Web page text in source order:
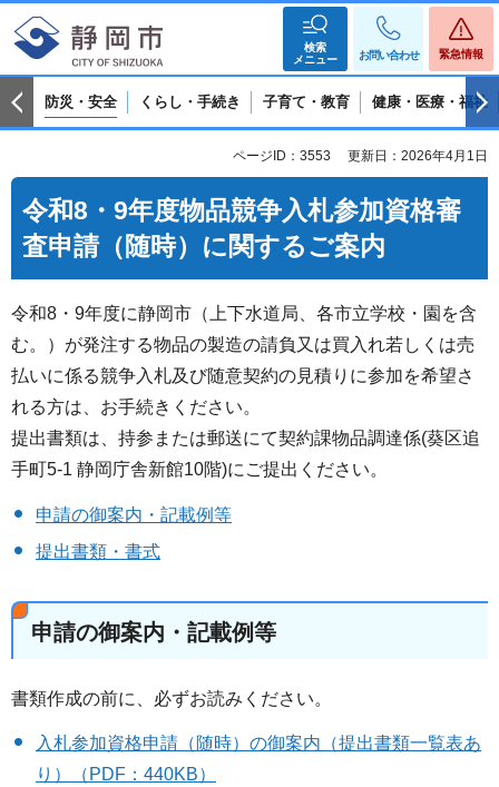
検索
メニュー
お問い合わせ 緊急情報
防災・安全 くらし・手続き 子育て・教育 健康・医療・福祉
ページID：3553 更新日：2026年4月1日
令和8・9年度物品競争入札参加資格審
査申請（随時）に関するご案内
令和8・9年度に静岡市（上下水道局、各市立学校・園を含
む。）が発注する物品の製造の請負又は買入れ若しくは売
払いに係る競争入札及び随意契約の見積りに参加を希望さ
れる方は、お手続きください。
提出書類は、持参または郵送にて契約課物品調達係(葵区追
手町5-1 静岡庁舎新館10階)にご提出ください。
申請の御案内・記載例等
提出書類・書式
申請の御案内・記載例等
書類作成の前に、必ずお読みください。
入札参加資格申請（随時）の御案内（提出書類一覧表あ
り）（PDF：440KB）